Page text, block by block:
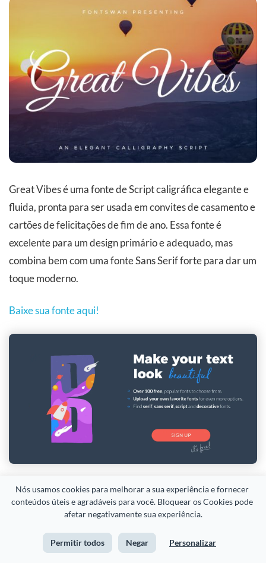
Nós usamos cookies para melhorar a sua experiência e fornecer
conteúdos úteis e agradáveis para você. Bloquear os Cookies pode
afetar negativamente sua experiência.
Permitir todos Negar Personalizar
Great Vibes é uma fonte de Script caligráfica elegante e
fluida, pronta para ser usada em convites de casamento e
cartões de felicitações de fim de ano. Essa fonte é
excelente para um design primário e adequado, mas
combina bem com uma fonte Sans Serif forte para dar um
toque moderno.
Baixe sua fonte aqui!
Categoria #3: Fontes elegantes
Dando continuidade nesta super lista, agora vamos te